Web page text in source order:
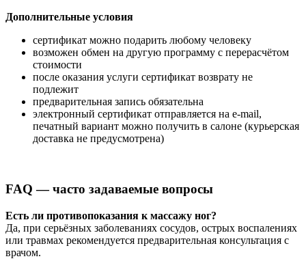
Дополнительные условия
сертификат можно подарить любому человеку
возможен обмен на другую программу с перерасчётом
стоимости
после оказания услуги сертификат возврату не
подлежит
предварительная запись обязательна
электронный сертификат отправляется на e-mail,
печатный вариант можно получить в салоне (курьерская
доставка не предусмотрена)
FAQ — часто задаваемые вопросы
Есть ли противопоказания к массажу ног?
Да, при серьёзных заболеваниях сосудов, острых воспалениях
или травмах рекомендуется предварительная консультация с
врачом.